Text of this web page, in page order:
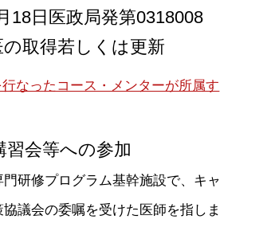
18日医政局発第0318008
取得若しくは更新
なったコース・メンターが所属す
会等への参加
研修プログラム基幹施設で、キャ
議会の委嘱を受けた医師を指しま